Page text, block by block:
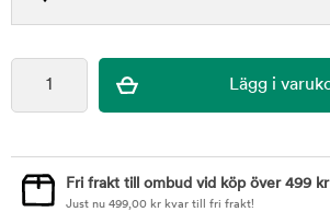
Fri frakt till ombud vid köp över 499 kr
Just nu 499,00 kr kvar till fri frakt!